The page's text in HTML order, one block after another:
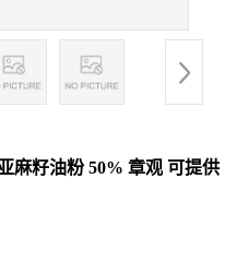
麻籽油粉 50% 章观 可提供